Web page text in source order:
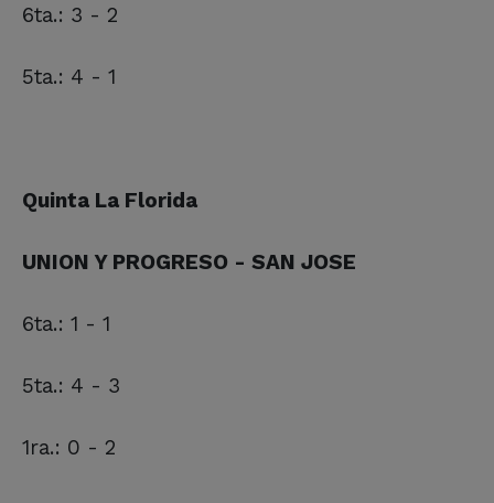
6ta.: 3 - 2
5ta.: 4 - 1
Quinta La Florida
UNION Y PROGRESO - SAN JOSE
6ta.: 1 - 1
5ta.: 4 - 3
1ra.: 0 - 2